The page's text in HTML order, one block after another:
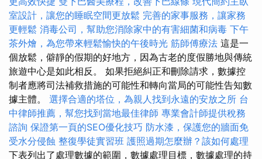
室設計，讓您的睡眠空間更放鬆 完善的家事服務，讓家務
更輕鬆 消毒公司，幫助您消除家中的有害細菌和病毒 下午
茶外燴，為您帶來輕鬆愉快的午後時光 筋師傅療法 這是一
個放鬆，僻靜的假期的好地方，因為古老的度假勝地與傳統
旅遊中心是如此相反。 如果拒絕糾正和刪除請求，數據控
制者應將司法補救措施的可能性和轉向當局的可能性告知數
據主體。 選擇合適的塔位，為親人找到永遠的安放之所 台
中律師推薦，幫您找到當地最佳律師 專業會計師提供稅務
諮詢 保證第一頁的SEO優化技巧 防水漆，保護您的牆面免
受水分侵蝕 整復學徒實習班 護照過期怎麼辦？該如何處理
下表列出了處理數據的範圍，數據處理目標，數據處理的持